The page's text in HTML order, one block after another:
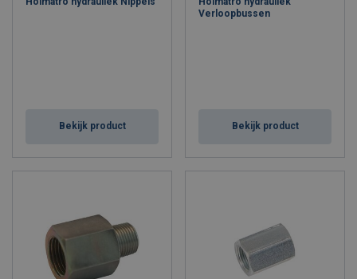
Bekijk product
Verloopbussen
Bekijk product